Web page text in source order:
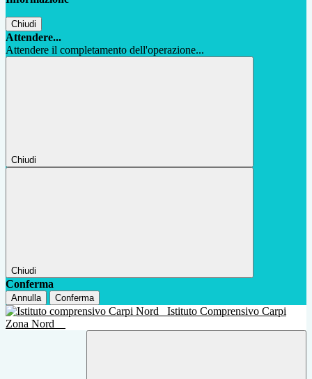
Chiudi
Attendere...
Attendere il completamento dell'operazione...
Chiudi
Chiudi
Conferma
Annulla Conferma
Istituto Comprensivo Carpi
Zona Nord